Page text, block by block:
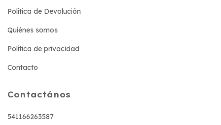
Política de Devolución
Quiénes somos
Política de privacidad
Contacto
Contactános
541166263587